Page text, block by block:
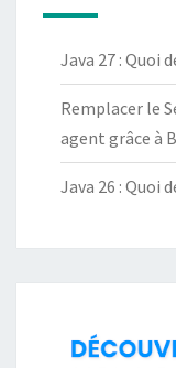
Java 27 : Quoi
Remplacer le
agent grâce à
Java 26 : Quoi